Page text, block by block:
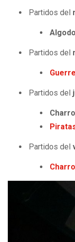
Partidos del
Partidos del
Partidos del
Partidos del